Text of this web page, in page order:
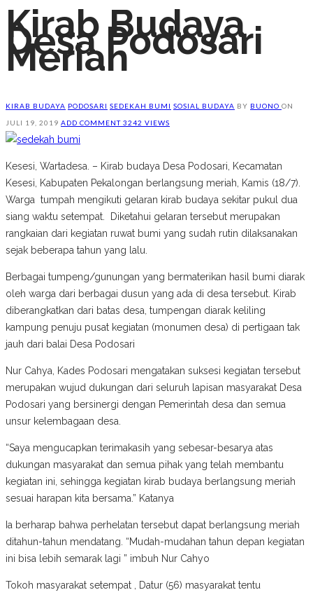
Kirab Budaya
Desa Podosari
Meriah
KIRAB BUDAYA PODOSARI SEDEKAH BUMI SOSIAL BUDAYA BY BUONO ON
JULI 19, 2019 ADD COMMENT 3242 VIEWS
Kesesi, Wartadesa. – Kirab budaya Desa Podosari, Kecamatan
Kesesi, Kabupaten Pekalongan berlangsung meriah, Kamis (18/7).
Warga tumpah mengikuti gelaran kirab budaya sekitar pukul dua
siang waktu setempat. Diketahui gelaran tersebut merupakan
rangkaian dari kegiatan ruwat bumi yang sudah rutin dilaksanakan
sejak beberapa tahun yang lalu.
Berbagai tumpeng/gunungan yang bermaterikan hasil bumi diarak
oleh warga dari berbagai dusun yang ada di desa tersebut. Kirab
diberangkatkan dari batas desa, tumpengan diarak keliling
kampung penuju pusat kegiatan (monumen desa) di pertigaan tak
jauh dari balai Desa Podosari
Nur Cahya, Kades Podosari mengatakan suksesi kegiatan tersebut
merupakan wujud dukungan dari seluruh lapisan masyarakat Desa
Podosari yang bersinergi dengan Pemerintah desa dan semua
unsur kelembagaan desa.
“Saya mengucapkan terimakasih yang sebesar-besarya atas
dukungan masyarakat dan semua pihak yang telah membantu
kegiatan ini, sehingga kegiatan kirab budaya berlangsung meriah
sesuai harapan kita bersama.” Katanya
Ia berharap bahwa perhelatan tersebut dapat berlangsung meriah
ditahun-tahun mendatang. “Mudah-mudahan tahun depan kegiatan
ini bisa lebih semarak lagi ” imbuh Nur Cahyo
Tokoh masyarakat setempat , Datur (56) masyarakat tentu